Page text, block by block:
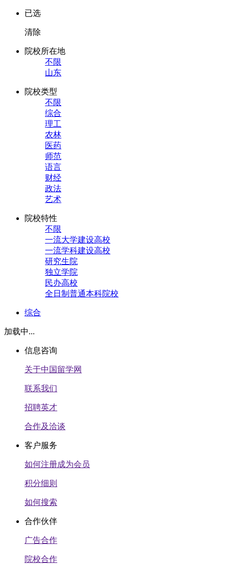
已选
清除
院校所在地
不限
山东
院校类型
不限
综合
理工
农林
医药
师范
语言
财经
政法
艺术
院校特性
不限
一流大学建设高校
一流学科建设高校
研究生院
独立学院
民办高校
全日制普通本科院校
综合
加载中...
信息咨询
关于中国留学网
联系我们
招聘英才
合作及洽谈
客户服务
如何注册成为会员
积分细则
如何搜索
合作伙伴
广告合作
院校合作